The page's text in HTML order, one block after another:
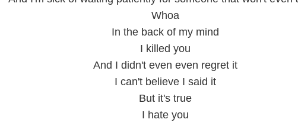
Whoa
In the back of my mind
I killed you
And I didn't even even regret it
I can't believe I said it
But it's true
I hate you